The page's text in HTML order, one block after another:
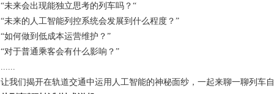
“未来会出现能独立思考的列车吗？“
“未来的人工智能列控系统会发展到什么程度？”
“如何做到低成本运营维护？”
“对于普通乘客会有什么影响？”
......
让我们揭开在轨道交通中运用人工智能的神秘面纱，一起来聊一聊列车